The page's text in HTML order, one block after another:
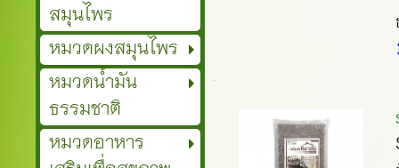
สมุนไพร
หมวดผงสมุนไพร
หมวดน้ำมัน
ธรรมชาติ
หมวดอาหาร